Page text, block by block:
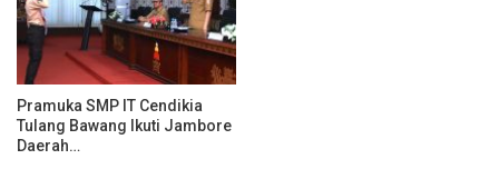
Pramuka SMP IT Cendikia
Tulang Bawang Ikuti Jambore
Daerah…